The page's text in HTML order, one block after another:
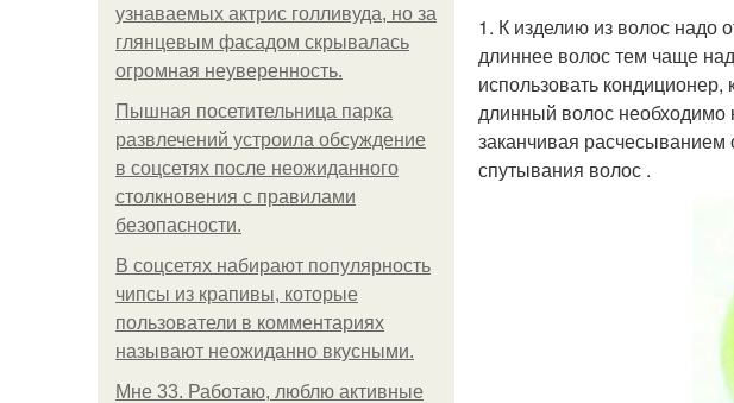
узнаваемых актрис голливуда, но за
глянцевым фасадом скрывалась
огромная неуверенность.
Пышная посетительница парка
развлечений устроила обсуждение
в соцсетях после неожиданного
столкновения с правилами
безопасности.
В соцсетях набирают популярность
чипсы из крапивы, которые
пользователи в комментариях
называют неожиданно вкусными.
Мне 33. Работаю, люблю активные
1. К изделию из волос надо
длиннее волос тем чаще
использовать
длинный волос необходимо
заканчивая расчесыванием
спутывания волос .